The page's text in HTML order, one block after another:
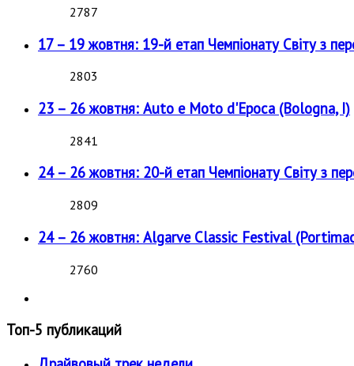
2787
17 – 19 жовтня: 19-й етап Чемпіонату Світу з
2803
23 – 26 жовтня: Auto e Moto d'Epoca (Bologna, I)
2841
24 – 26 жовтня: 20-й етап Чемпіонату Світу з
2809
24 – 26 жовтня: Algarve Classic Festival
2760
Топ-5 публикаций